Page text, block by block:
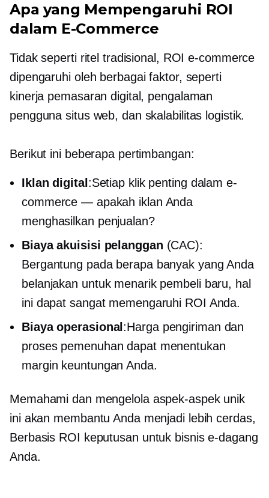
Apa yang Mempengaruhi ROI
dalam E-Commerce
Tidak seperti ritel tradisional, ROI e-commerce
dipengaruhi oleh berbagai faktor, seperti
kinerja pemasaran digital, pengalaman
pengguna situs web, dan skalabilitas logistik.
Berikut ini beberapa pertimbangan:
Iklan digital :Setiap klik penting dalam e-
commerce — apakah iklan Anda
menghasilkan penjualan?
Biaya akuisisi pelanggan (CAC):
Bergantung pada berapa banyak yang Anda
belanjakan untuk menarik pembeli baru, hal
ini dapat sangat memengaruhi ROI Anda.
Biaya operasional :Harga pengiriman dan
proses pemenuhan dapat menentukan
margin keuntungan Anda.
Memahami dan mengelola aspek-aspek unik
ini akan membantu Anda menjadi lebih cerdas,
Berbasis ROI keputusan untuk bisnis e-dagang
Anda.